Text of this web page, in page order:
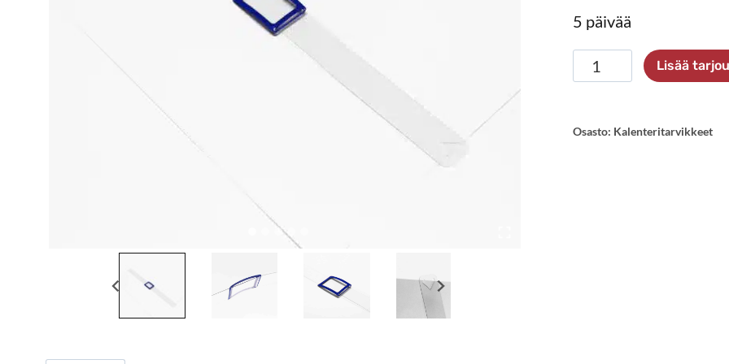
5 päivää
Kalenterijuoksija
määrä
Lisää
Osasto: Kalenteritarvikkeet